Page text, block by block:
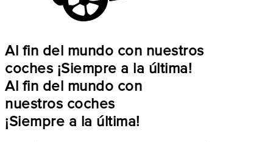
Al fin del mundo con nuestros
coches ¡Siempre a la última!
Al fin del mundo con
nuestros coches
¡Siempre a la última!